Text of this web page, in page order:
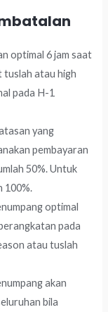
optimal 6 jam saat
tuslah atau high
pada H-1
yang
pembayaran
50%. Untuk
100%.
optimal
pada
atau tuslah
akan
bila